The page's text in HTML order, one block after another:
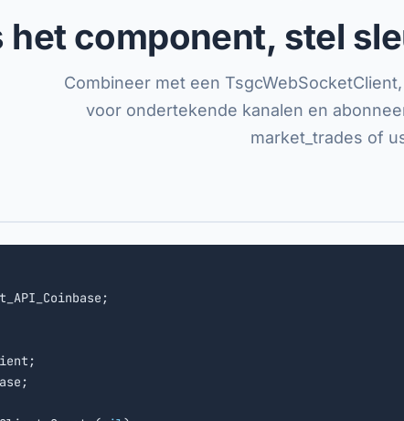
het component, stel
Combineer met een
voor ondertekende kanalen en
market_trades of